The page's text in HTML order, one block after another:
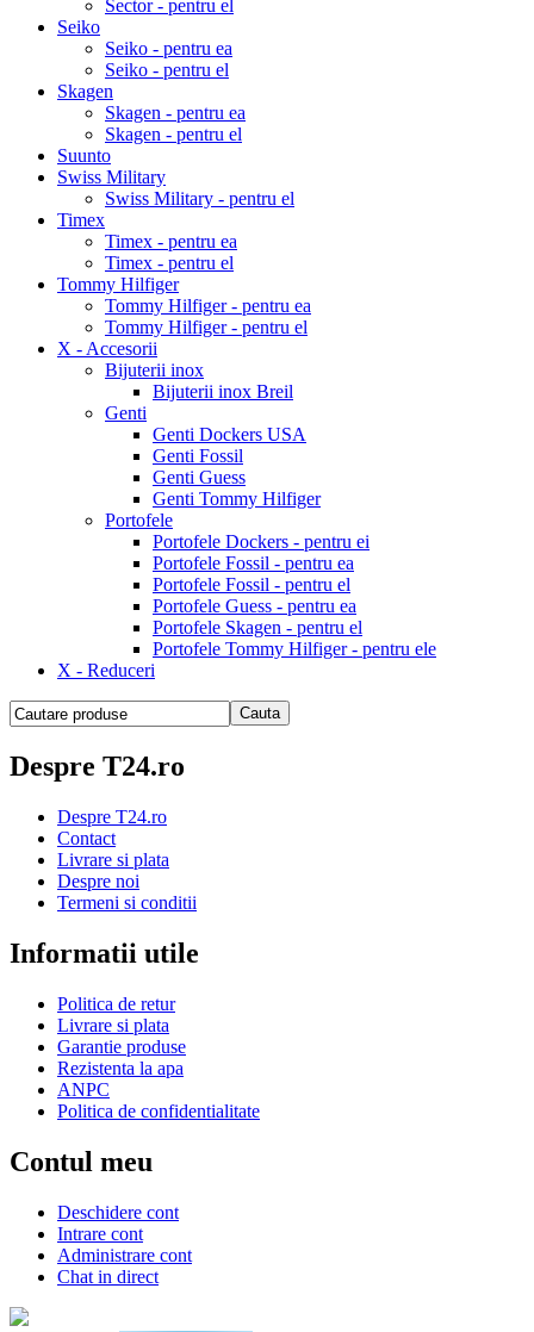
Sector - pentru el
Seiko
Seiko - pentru ea
Seiko - pentru el
Skagen
Skagen - pentru ea
Skagen - pentru el
Suunto
Swiss Military
Swiss Military - pentru el
Timex
Timex - pentru ea
Timex - pentru el
Tommy Hilfiger
Tommy Hilfiger - pentru ea
Tommy Hilfiger - pentru el
X - Accesorii
Bijuterii inox
Bijuterii inox Breil
Genti
Genti Dockers USA
Genti Fossil
Genti Guess
Genti Tommy Hilfiger
Portofele
Portofele Dockers - pentru ei
Portofele Fossil - pentru ea
Portofele Fossil - pentru el
Portofele Guess - pentru ea
Portofele Skagen - pentru el
Portofele Tommy Hilfiger - pentru ele
X - Reduceri
Despre T24.ro
Despre T24.ro
Contact
Livrare si plata
Despre noi
Termeni si conditii
Informatii utile
Politica de retur
Livrare si plata
Garantie produse
Rezistenta la apa
ANPC
Politica de confidentialitate
Contul meu
Deschidere cont
Intrare cont
Administrare cont
Chat in direct